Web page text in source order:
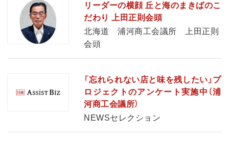
リーダーの横顔 丘と海のまきばのこ
だわり 上田正則会頭
北海道 浦河商工会議所 上田正則
会頭
「忘れられない店と味を残したい」プ
ロジェクトのアンケート実施中（浦
河商工会議所）
NEWSセレクション